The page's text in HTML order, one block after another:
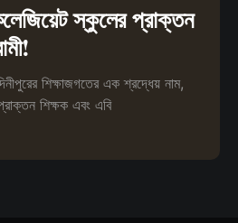
স্কুলের প্রাক্তন
শিক্ষাজগতের এক শ্রদ্ধেয় নাম,
শিক্ষক এবং এবি